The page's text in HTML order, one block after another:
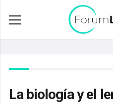
La biología y el